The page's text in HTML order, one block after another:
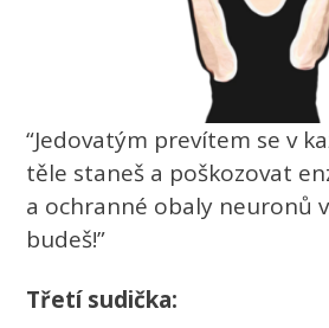
“Jedovatým prevítem se v
těle staneš a poškozovat
a ochranné obaly neuronů
budeš!”
Třetí sudička: